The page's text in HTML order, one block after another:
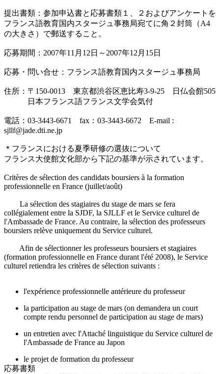
提出書類：参加申込書と応募書類１、２およびアンケートを
フランス語教育国内スタージュ事務局宛てに角２封筒（A4
の大きさ）で郵送すること。
応募期間：2007年11月12日～2007年12月15日
応募・問い合せ：フランス語教育国内スタージュ事務局
住所：〒150-0013 東京都渋谷区恵比寿3-9-25 日仏会館505
日本フランス語フランス文学会気付
電話：03-3443-6671 fax：03-3443-6672 E-mail :
sjllf@jade.dti.ne.jp
＊フランスにおける夏季研修の選抜について
フランス大使館文化部から下記の基準が示されています。
Critères de sélection des candidats boursiers à la formation
professionnelle en France (juillet/août)
La sélection des stagiaires du stage de mars se fera
collégialement entre la SJDF, la SJLLF et le Service culturel de
l'Ambassade de France. Au contraire, la sélection des professeurs
boursiers relève uniquement du Service culturel.
Afin de sélectionner les professeurs boursiers et stagiaires
(formation professionnelle en France durant l'été 2008), le Service
culturel retiendra les critères de sélection suivants :
l'expérience professionnelle antérieure du professeur
la participation au stage de mars (on demandera un court
compte rendu personnel de participation au stage de mars)
un entretien avec l'Attaché linguistique du Service culturel de
l'Ambassade de France au Japon
le projet de formation du professeur
応募書類